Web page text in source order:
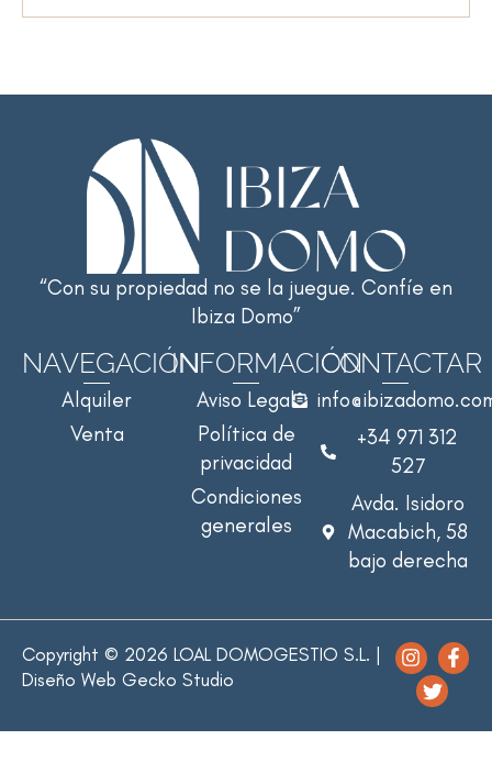
“Con su propiedad no se la juegue. Confíe en
Ibiza Domo”
NAVEGACIÓN
Alquiler
Venta
INFORMACIÓN
Aviso Legal
Política de
privacidad
Condiciones
generales
CONTACTAR
+34 971 312
527
Avda. Isidoro
Macabich, 58
bajo derecha
Copyright © 2026 LOAL DOMOGESTIO S.L. |
Diseño Web Gecko Studio